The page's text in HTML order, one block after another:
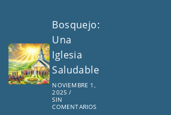
Bosquejo:
Una
Iglesia
Saludable
NOVIEMBRE 1,
2025 /
SIN
COMENTARIOS